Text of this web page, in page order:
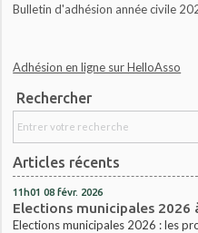
Bulletin d'adhésion année civile
Adhésion en ligne sur HelloAsso
Rechercher
Articles récents
11h01 08 févr. 2026
Elections municipales 2026
Elections municipales 2026 : les